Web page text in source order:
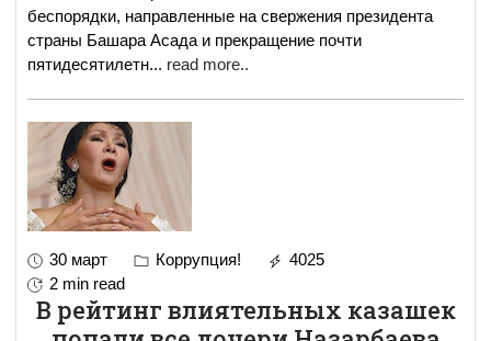
беспорядки, направленные на свержения президента
страны Башара Асада и прекращение почти
пятидесятилетн... read more..
30 март Коррупция!
4025
2 min read
В рейтинг влиятельных казашек